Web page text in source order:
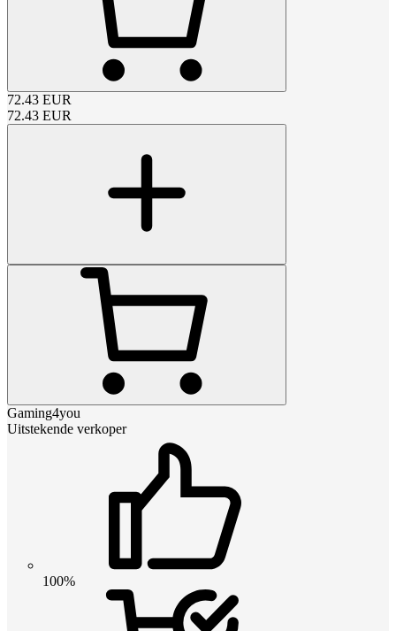
72.43 EUR
72.43 EUR
Gaming4you
Uitstekende verkoper
100%